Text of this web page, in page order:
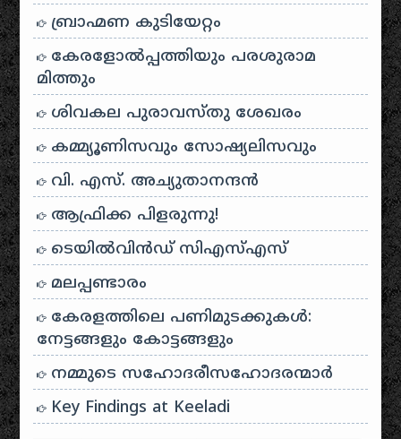
ബ്രാഹ്മണ കുടിയേറ്റം
കേരളോൽപ്പത്തിയും പരശുരാമ
മിത്തും
ശിവകല പുരാവസ്തു ശേഖരം
കമ്മ്യൂണിസവും സോഷ്യലിസവും
വി. എസ്. അച്യുതാനന്ദൻ
ആഫ്രിക്ക പിളരുന്നു!
ടെയിൽ‌വിൻഡ് സി‌എസ്‌എസ്
മലപ്പണ്ടാരം
കേരളത്തിലെ പണിമുടക്കുകൾ:
നേട്ടങ്ങളും കോട്ടങ്ങളും
നമ്മുടെ സഹോദരീസഹോദരന്മാർ
Key Findings at Keeladi